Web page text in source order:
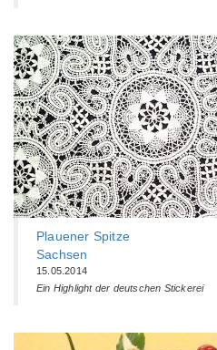
Plauener Spitze
Sachsen
15.05.2014
Ein Highlight der deutschen Stickerei